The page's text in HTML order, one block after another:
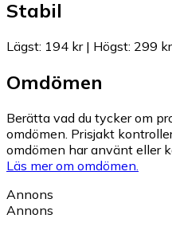
Stabil
Lägst: 194 kr| Högst: 299 kr
Omdömen
Berätta vad du tycker om
omdömen. Prisjakt
omdömen har använt eller
Läs mer om omdömen.
Annons
Annons